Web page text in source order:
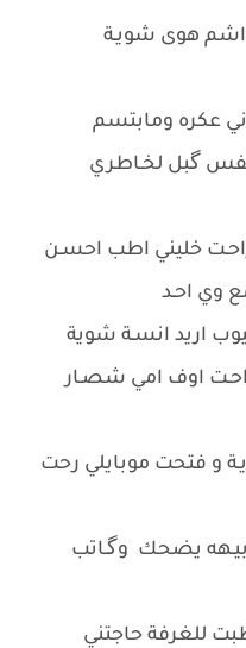
هوى شويـة
عكره ومابتسم
گبل لخـاطري
خليني اطب احسـن
وي احـد
اريد انسـة شوية
اوف امي شصـار
و فتحت موبايلي رحت
بيـهه يضحك وگـاتب
للغرفة حاجتني